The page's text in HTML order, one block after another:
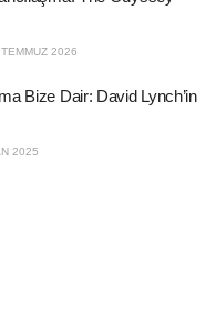
2026
Bize Dair: David Lynch’in
2025